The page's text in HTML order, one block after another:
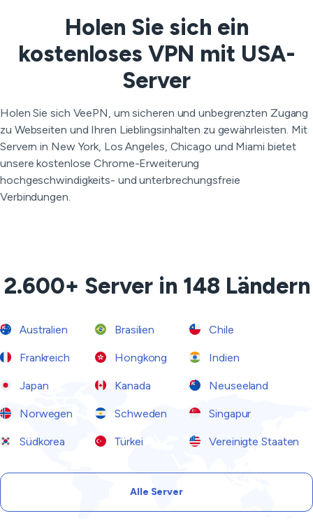
Holen Sie sich ein
kostenloses VPN mit USA-
Server
Holen Sie sich VeePN, um sicheren und unbegrenzten Zugang
zu Webseiten und Ihren Lieblingsinhalten zu gewährleisten. Mit
Servern in New York, Los Angeles, Chicago und Miami bietet
unsere kostenlose Chrome-Erweiterung
hochgeschwindigkeits- und unterbrechungsfreie
Verbindungen.
2.600+ Server in 148 Ländern
Australien Brasilien Chile
Frankreich Hongkong Indien
Japan Kanada Neuseeland
Norwegen Schweden Singapur
Südkorea Türkei Vereinigte Staaten
Alle Server